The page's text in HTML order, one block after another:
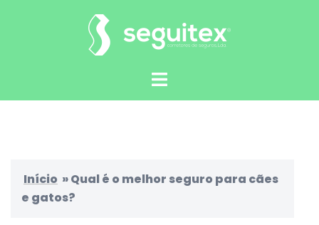
Alternar
Início »Qual é o melhor seguro para cães
e gatos?